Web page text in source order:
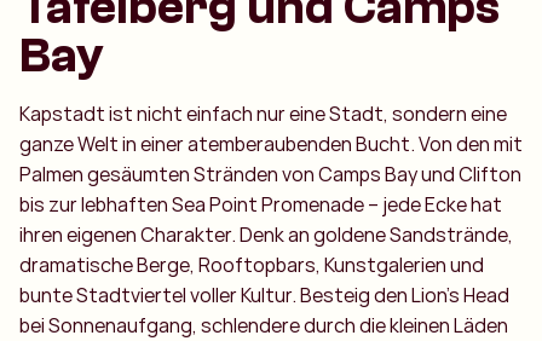
Bay
Kapstadt ist nicht einfach nur eine Stadt, sondern eine
ganze Welt in einer atemberaubenden Bucht. Von den mit
Palmen gesäumten Stränden von Camps Bay und Clifton
bis zur lebhaften Sea Point Promenade – jede Ecke hat
ihren eigenen Charakter. Denk an goldene Sandstrände,
dramatische Berge, Rooftopbars, Kunstgalerien und
bunte Stadtviertel voller Kultur. Besteig den Lion’s Head
bei Sonnenaufgang, schlendere durch die kleinen Läden